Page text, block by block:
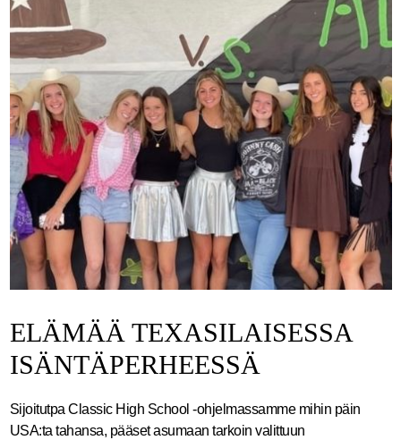
ELÄMÄÄ TEXASILAISESSA
ISÄNTÄPERHEESSÄ
Sijoitutpa Classic High School -ohjelmassamme mihin päin
USA:ta tahansa, pääset asumaan tarkoin valittuun